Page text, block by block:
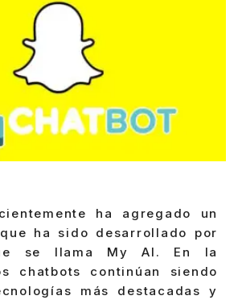
ha agregado un
que ha sido desarrollado por
se llama My AI. En la
chatbots continúan siendo
más destacadas y